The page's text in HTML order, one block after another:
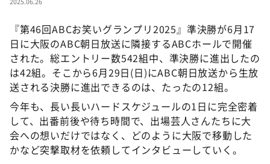
news おかえり
河合＆A.B.C-Z塚田×福井アナ「なんでやねん！？」
（news おかえり）
DAIGOも台所 ～きょうの献立 何にする？～
朝だ！生です旅サラダ
教えて！ニュースライブ 正義のミカタ
『第46回ABCお笑いグランプリ2025』準決勝が6月17
日に大阪のABC朝日放送に隣接するABCホールで開催
された。総エントリー数542組中、準決勝に進出したの
は42組。そこから6月29日(日)にABC朝日放送から生放
送される決勝に進出できるのは、たったの12組。
今年も、長い長いハードスケジュールの1日に完全密着
して、出番前後や待ち時間で、出場芸人さんたちに大
会への想いだけではなく、どのように大阪で移動した
かなど突撃取材を依頼してインタビューしていく。